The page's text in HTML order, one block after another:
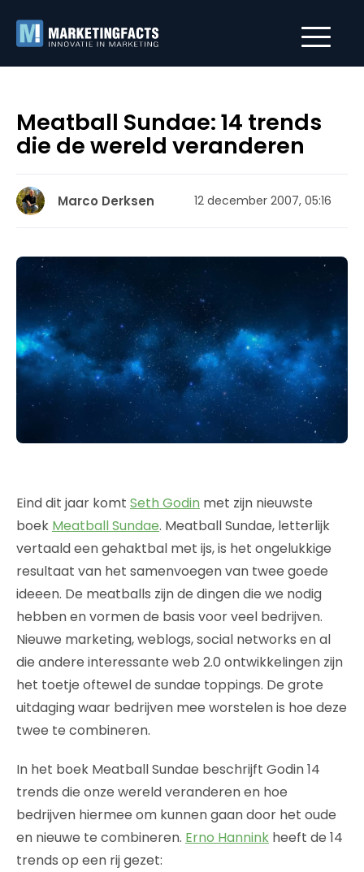
Meatball Sundae: 14 trends
die de wereld veranderen
Marco Derksen 12 december 2007, 05:16
Eind dit jaar komt Seth Godin met zijn nieuwste
boek Meatball Sundae. Meatball Sundae, letterlijk
vertaald een gehaktbal met ijs, is het ongelukkige
resultaat van het samenvoegen van twee goede
ideeen. De meatballs zijn de dingen die we nodig
hebben en vormen de basis voor veel bedrijven.
Nieuwe marketing, weblogs, social networks en al
die andere interessante web 2.0 ontwikkelingen zijn
het toetje oftewel de sundae toppings. De grote
uitdaging waar bedrijven mee worstelen is hoe deze
twee te combineren.
In het boek Meatball Sundae beschrijft Godin 14
trends die onze wereld veranderen en hoe
bedrijven hiermee om kunnen gaan door het oude
en nieuwe te combineren. Erno Hannink heeft de 14
trends op een rij gezet: